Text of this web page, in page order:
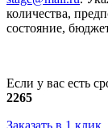
количества,
состояние,
Если у вас есть
2265
Заказать в 1 клик